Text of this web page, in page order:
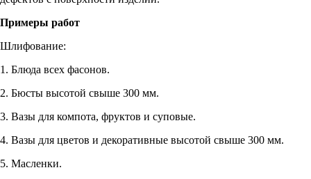
Примеры работ
Шлифование:
1. Блюда всех фасонов.
2. Бюсты высотой свыше 300 мм.
3. Вазы для компота, фруктов и суповые.
4. Вазы для цветов и декоративные высотой свыше 300 мм.
5. Масленки.